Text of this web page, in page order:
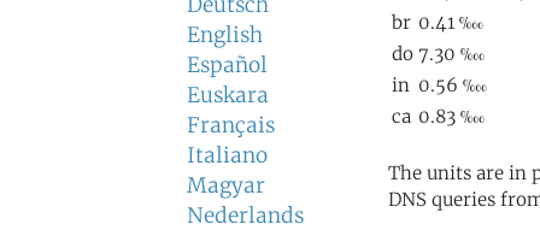
English
Español
Euskara
Français
Italiano
Magyar
Nederlands
The units are in
DNS queries